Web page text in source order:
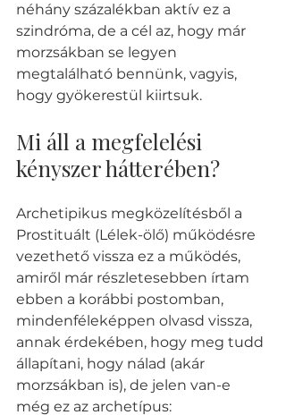
néhány százalékban aktív ez a
szindróma, de a cél az, hogy már
morzsákban se legyen
megtalálható bennünk, vagyis,
hogy gyökerestül kiirtsuk.
Mi áll a megfelelési
kényszer hátterében?
Archetipikus megközelítésből a
Prostituált (Lélek-ölő) működésre
vezethető vissza ez a működés,
amiről már részletesebben írtam
ebben a korábbi postomban,
mindenféleképpen olvasd vissza,
annak érdekében, hogy meg tudd
állapítani, hogy nálad (akár
morzsákban is), de jelen van-e
még ez az archetípus: